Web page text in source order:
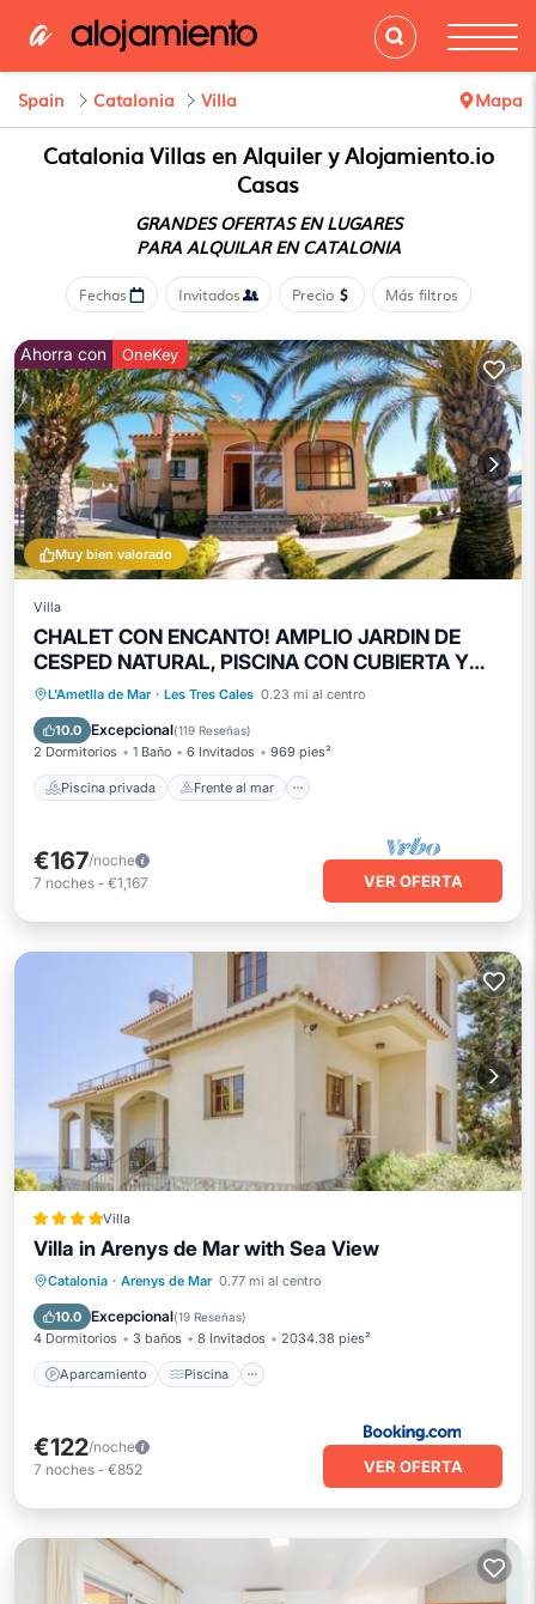
Spain Catalonia Villa Mapa
Catalonia Villas en Alquiler y Alojamiento.io
Casas
GRANDES OFERTAS EN LUGARES
PARA ALQUILAR EN CATALONIA
Fechas Invitados Precio Más filtros
Muy bien valorado
Ahorra con OneKey
Villa
CHALET CON ENCANTO! AMPLIO JARDIN DE
CESPED NATURAL, PISCINA CON CUBIERTA Y
MÁS
L'Ametlla de Mar · Les Tres Cales 0.23 mi al centro
10.0 Excepcional(119 Reseñas)
2 Dormitorios 1 Baño 6 Invitados 969 pies²
Piscina privada Frente al mar
Piscina privada
Frente al mar
Aparcamiento
€167/noche
7 noches - €1,167 VER OFERTA
Villa
Villa in Arenys de Mar with Sea View
Catalonia · Arenys de Mar 0.77 mi al centro
10.0 Excepcional(19 Reseñas)
4 Dormitorios 3 baños 8 Invitados 2034.38 pies²
Aparcamiento Piscina
Aparcamiento
Piscina
Balcón/Terraza
€122/noche
7 noches - €852 VER OFERTA